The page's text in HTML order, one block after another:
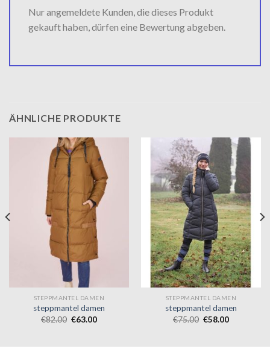
Nur angemeldete Kunden, die dieses Produkt
gekauft haben, dürfen eine Bewertung abgeben.
ÄHNLICHE PRODUKTE
STEPPMANTEL DAMEN
steppmantel damen
€82.00 €63.00
STEPPMANTEL DAMEN
steppmantel damen
€75.00 €58.00